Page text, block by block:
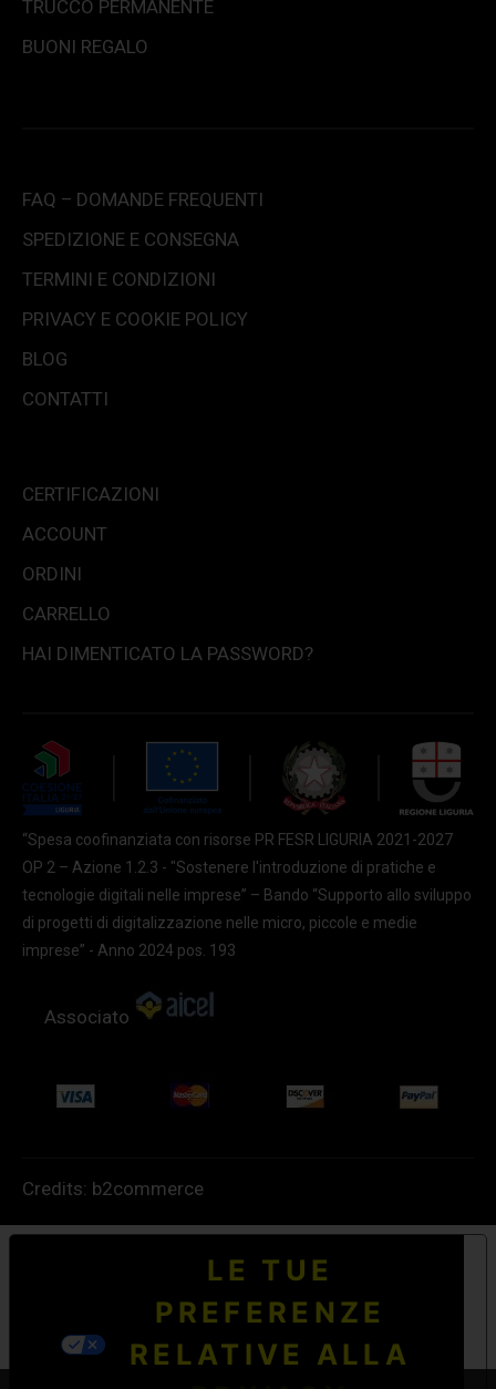
TRUCCO PERMANENTE
BUONI REGALO
FAQ – DOMANDE FREQUENTI
SPEDIZIONE E CONSEGNA
TERMINI E CONDIZIONI
PRIVACY E COOKIE POLICY
BLOG
CONTATTI
CERTIFICAZIONI
ACCOUNT
ORDINI
CARRELLO
HAI DIMENTICATO LA PASSWORD?
“Spesa coofinanziata con risorse PR FESR LIGURIA 2021-2027
OP 2 – Azione 1.2.3 - "Sostenere l'introduzione di pratiche e
tecnologie digitali nelle imprese” – Bando “Supporto allo sviluppo
di progetti di digitalizzazione nelle micro, piccole e medie
imprese” - Anno 2024 pos. 193
Associato
Credits: b2commerce
LE TUE
PREFERENZE
RELATIVE ALLA